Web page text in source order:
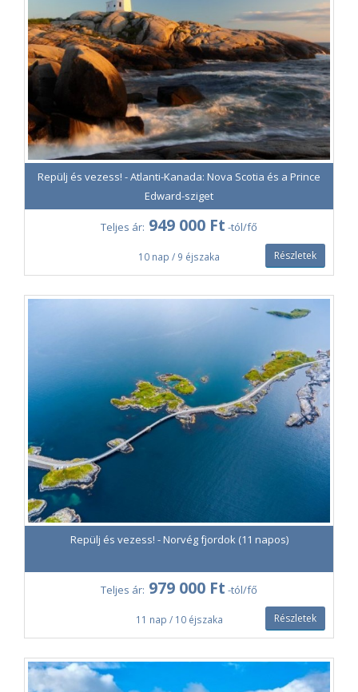
Repülj és vezess! - Atlanti-Kanada: Nova Scotia és a Prince
Edward-sziget
Teljes ár: 949 000 Ft -tól/fő
10 nap / 9 éjszaka Részletek
Repülj és vezess! - Norvég fjordok (11 napos)
Teljes ár: 979 000 Ft -tól/fő
11 nap / 10 éjszaka Részletek